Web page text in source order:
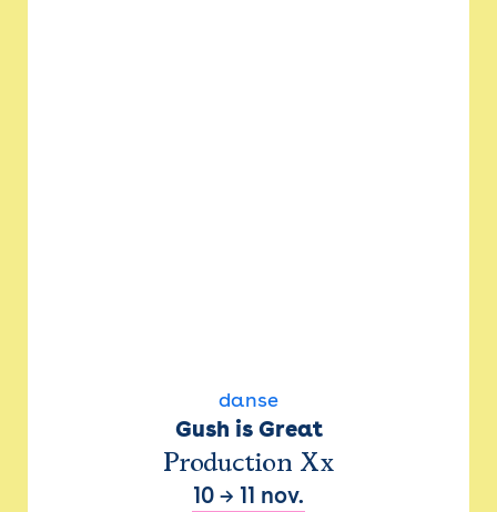
danse
Gush is Great
Production Xx
10 → 11 nov.